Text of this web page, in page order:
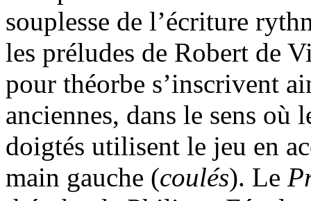
souplesse de l’écriture
les préludes de Robert de
pour théorbe s’inscrivent
anciennes, dans le sens où
doigtés utilisent le jeu en
main gauche (coulés). Le